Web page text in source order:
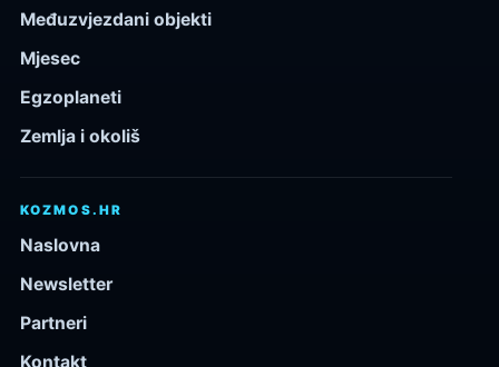
Međuzvjezdani objekti
Mjesec
Egzoplaneti
Zemlja i okoliš
KOZMOS.HR
Naslovna
Newsletter
Partneri
Kontakt